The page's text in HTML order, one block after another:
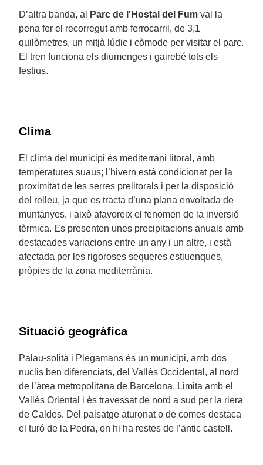
D’altra banda, al
Parc de l'Hostal del Fum val la
pena fer el recorregut amb ferrocarril, de 3,1
quilòmetres, un mitjà lúdic i còmode per visitar el parc.
El tren funciona els diumenges i gairebé tots els
festius.
Clima
El clima del municipi és mediterrani litoral, amb
temperatures suaus; l’hivern està condicionat per la
proximitat de les serres prelitorals i per la disposició
del relleu, ja que es tracta d’una plana envoltada de
muntanyes, i això afavoreix el fenomen de la inversió
tèrmica. Es presenten unes precipitacions anuals amb
destacades variacions entre un any i un altre, i està
afectada per les rigoroses sequeres estiuenques,
pròpies de la zona mediterrània.
Situació geogràfica
Palau-solità i Plegamans és un municipi, amb dos
nuclis ben diferenciats, del Vallès Occidental, al nord
de l’àrea metropolitana de Barcelona. Limita amb el
Vallès Oriental i és travessat de nord a sud per la riera
de Caldes. Del paisatge aturonat o de comes destaca
el turó de la Pedra, on hi ha restes de l’antic castell.